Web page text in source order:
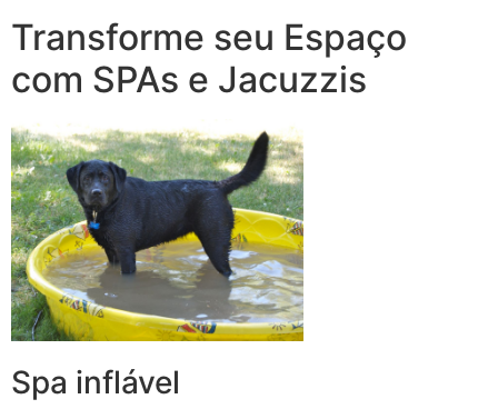
Transforme seu Espaço
com SPAs e Jacuzzis
Spa inflável